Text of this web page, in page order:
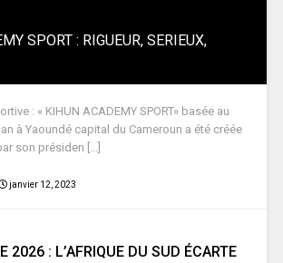
SPORT : RIGUEUR, SERIEUX,
: « KIHUN ACADEMY SPORT» basée au
à Yaoundé capital du Cameroun a été créée
son présiden [...]
janvier 12, 2023
2026 : L’AFRIQUE DU SUD ÉCARTE